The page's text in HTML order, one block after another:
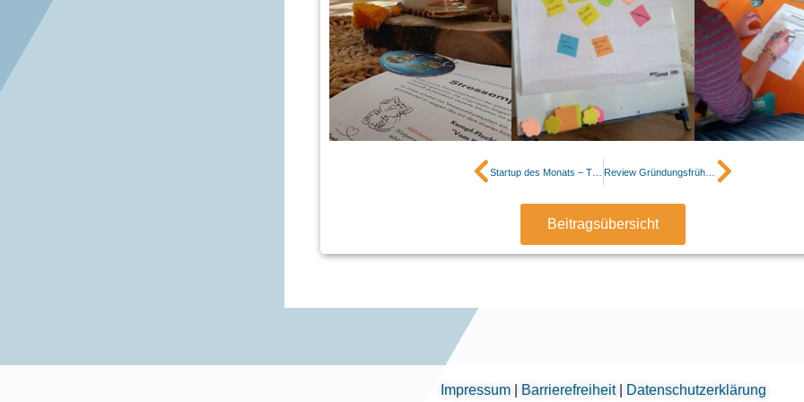
Zurück Review Gründungsfrühstück am 22.08.2025: Früher an später denken
Beitragsübersicht
Impressum Barrierefreiheit Datenschutzerklärung